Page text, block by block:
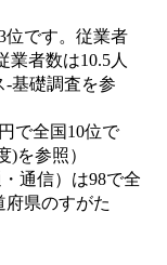
位です。従業者
業者数は10.5人
基礎調査を参
で全国10位で
を参照）
通信）は98で全
府県のすがた